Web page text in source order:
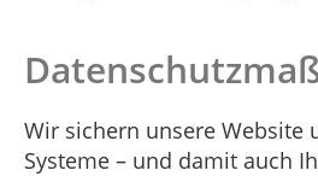
Wir sichern unsere Website
Systeme – und damit auch